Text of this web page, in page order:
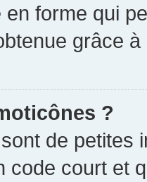
forme qui
grâce à
?
de petites
code court et